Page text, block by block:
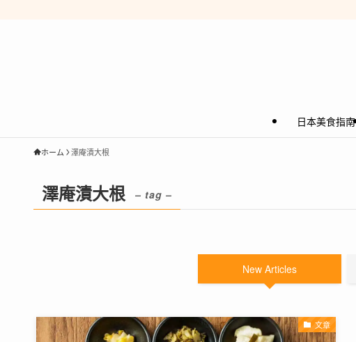
日本美食指南
ホーム 澤庵漬大根
澤庵漬大根 – tag –
New Articles
文章